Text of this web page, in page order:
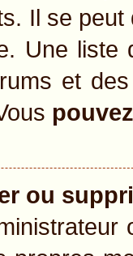
Il se
Une liste
et
pouvez
ou